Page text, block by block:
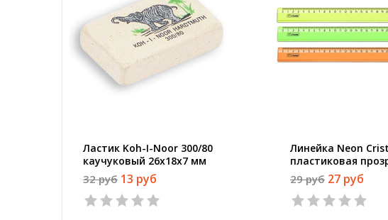
Ластик Koh-I-Noor 300/80
каучуковый 26x18x7 мм
32 руб 13 руб
Линейка Neon
пластиковая
29 руб 27 руб